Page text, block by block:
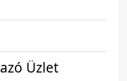
Üzlet